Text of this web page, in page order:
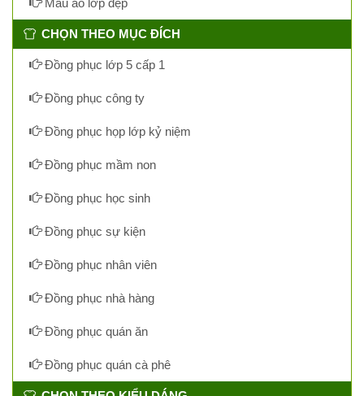
CHỌN THEO MỤC ĐÍCH
Đồng phục lớp 5 cấp 1
Đồng phục công ty
Đồng phục họp lớp kỷ niệm
Đồng phục mầm non
Đồng phục học sinh
Đồng phục sự kiện
Đồng phục nhân viên
Đồng phục nhà hàng
Đồng phục quán ăn
Đồng phục quán cà phê